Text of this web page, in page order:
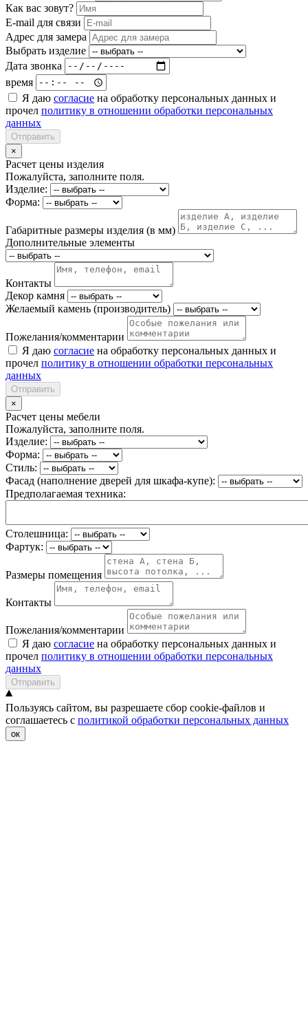
Как вас зовут?
E-mail для связи
Адрес для замера
Выбрать изделие
Дата звонка
время
Я даю согласие на обработку персональных данных и
прочел политику в отношении обработки персональных
данных
Отправить
×
Расчет цены изделия
Пожалуйста, заполните поля.
Изделие:
Форма:
Габаритные размеры изделия (в мм)
Дополнительные элементы
Контакты
Декор камня
Желаемый камень (производитель)
Пожелания/комментарии
Я даю согласие на обработку персональных данных и
прочел политику в отношении обработки персональных
данных
Отправить
×
Расчет цены мебели
Пожалуйста, заполните поля.
Изделие:
Форма:
Стиль:
Фасад (наполнение дверей для шкафа-купе):
Предполагаемая техника:
Столешница:
Фартук:
Размеры помещения
Контакты
Пожелания/комментарии
Я даю согласие на обработку персональных данных и
прочел политику в отношении обработки персональных
данных
Отправить
Пользуясь сайтом, вы разрешаете сбор cookie-файлов и
соглашаетесь с политикой обработки персональных данных
ок